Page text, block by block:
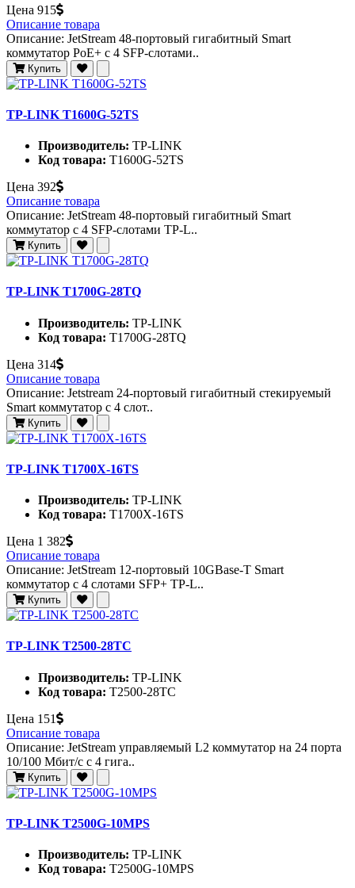
Цена 915
Описание товара
Описание: JetStream 48-портовый гигабитный Smart
коммутатор PoE+ с 4 SFP-слотами..
Купить
TP-LINK T1600G-52TS
Производитель: TP-LINK
Код товара: T1600G-52TS
Цена 392
Описание товара
Описание: JetStream 48-портовый гигабитный Smart
коммутатор с 4 SFP-слотами TP-L..
Купить
TP-LINK T1700G-28TQ
Производитель: TP-LINK
Код товара: T1700G-28TQ
Цена 314
Описание товара
Описание: Jetstream 24-портовый гигабитный стекируемый
Smart коммутатор с 4 слот..
Купить
TP-LINK T1700X-16TS
Производитель: TP-LINK
Код товара: T1700X-16TS
Цена 1 382
Описание товара
Описание: JetStream 12-портовый 10GBase-T Smart
коммутатор с 4 слотами SFP+ TP-L..
Купить
TP-LINK T2500-28TC
Производитель: TP-LINK
Код товара: T2500-28TC
Цена 151
Описание товара
Описание: JetStream управляемый L2 коммутатор на 24 порта
10/100 Мбит/с с 4 гига..
Купить
TP-LINK T2500G-10MPS
Производитель: TP-LINK
Код товара: T2500G-10MPS